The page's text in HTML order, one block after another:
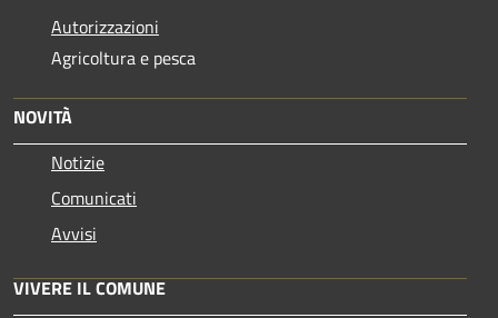
Autorizzazioni
Agricoltura e pesca
NOVITÀ
Notizie
Comunicati
Avvisi
VIVERE IL COMUNE